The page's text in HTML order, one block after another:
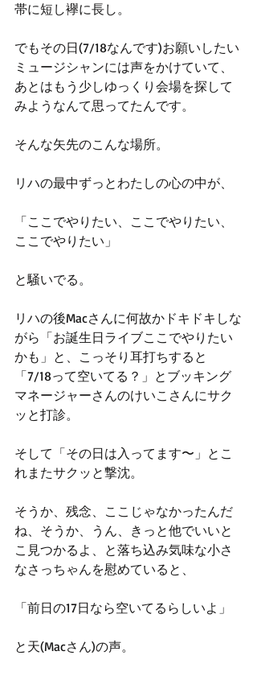
帯に短し襷に長し。
でもその日(7/18なんです)お願いしたい
ミュージシャンには声をかけていて、
あとはもう少しゆっくり会場を探して
みようなんて思ってたんです。
そんな矢先のこんな場所。
リハの最中ずっとわたしの心の中が、
「ここでやりたい、ここでやりたい、
ここでやりたい」
と騒いでる。
リハの後Macさんに何故かドキドキしな
がら「お誕生日ライブここでやりたい
かも」と、こっそり耳打ちすると
「7/18って空いてる？」とブッキング
マネージャーさんのけいこさんにサク
ッと打診。
そして「その日は入ってます〜」とこ
れまたサクッと撃沈。
そうか、残念、ここじゃなかったんだ
ね、そうか、うん、きっと他でいいと
こ見つかるよ、と落ち込み気味な小さ
なさっちゃんを慰めていると、
「前日の17日なら空いてるらしいよ」
と天(Macさん)の声。